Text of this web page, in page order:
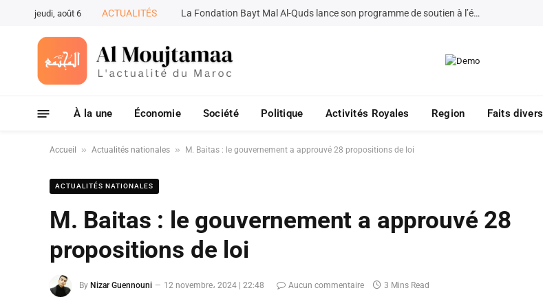
jeudi, août 6 ACTUALITÉS La Fondation Bayt Mal Al-Quds lance son programme de soutien à l’éducation à Jérusalem pour 2026
À la une Économie Société Politique Activités Royales Region Faits divers
Accueil » Actualités nationales » M. Baitas : le gouvernement a approuvé 28 propositions de loi
ACTUALITÉS NATIONALES
M. Baitas : le gouvernement a approuvé 28
propositions de loi
By Nizar Guennouni 12 novembre، 2024 | 22:48 Aucun commentaire 3 Mins Read